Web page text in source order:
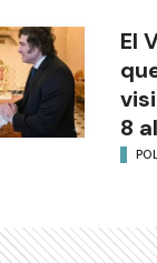
El
8